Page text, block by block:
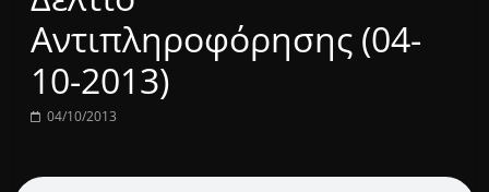
1431AM
Αντιπληροφόρησης (04-
10-2013)
04/10/2013